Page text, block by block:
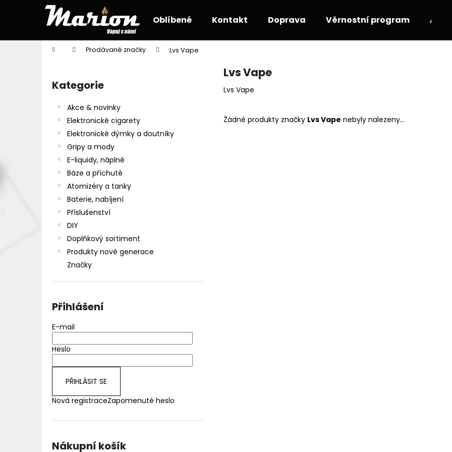
Oblíbené Kontakt Doprava Věrnostní program
Domů Prodávané značky Lvs Vape
Přeskočit
kategorie
Kategorie
Akce & novinky
Elektronické cigarety
Elektronické dýmky a doutníky
Gripy a mody
E-liquidy, náplně
Báze a příchutě
Atomizéry a tanky
Baterie, nabíjení
Příslušenství
DIY
Doplňkový sortiment
Produkty nové generace
Značky
Přihlášení
E-mail
Heslo
PŘIHLÁSIT SE
Nová registraceZapomenuté heslo
Nákupní košík
Lvs Vape
Lvs Vape
Žádné produkty značky Lvs Vape nebyly nalezeny...
í
Zpět
do
Zpět
do
DEKANG DESERT SHIP 10ML 18MG
155 Kč
Původně: 195 Kč